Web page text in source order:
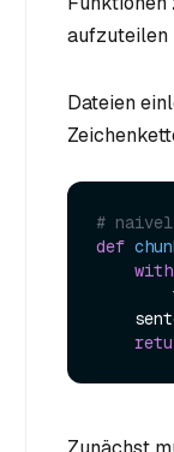
aufzuteilen
Dateien
#
def
with